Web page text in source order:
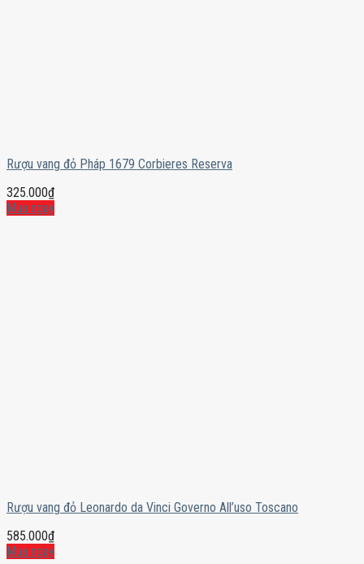
Rượu vang đỏ Pháp 1679 Corbieres Reserva
325.000₫
Mua ngay
Rượu vang đỏ Leonardo da Vinci Governo All’uso Toscano
585.000₫
Mua ngay